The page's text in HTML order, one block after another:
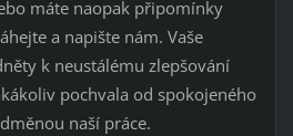
máte naopak připomínky
a napište nám. Vaše
k neustálému zlepšování
pochvala od spokojeného
naší práce.